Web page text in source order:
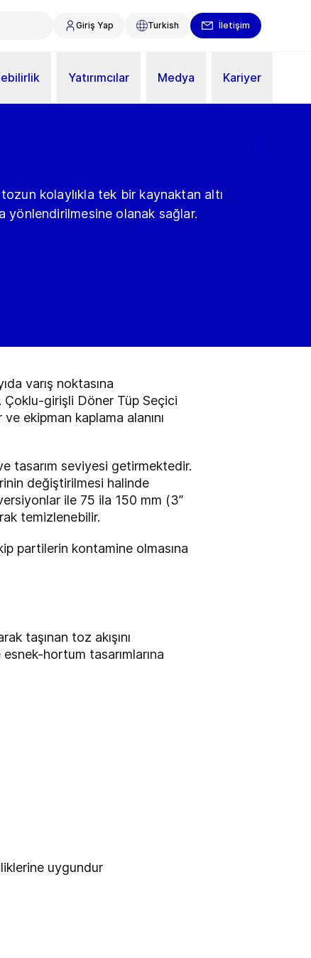
Giriş Yap Turkish İletişim
Yatırımcılar Medya Kariyer
kolaylıkla tek bir kaynaktan altı
yönlendirilmesine olanak sağlar.
varış noktasına
Çoklu-girişli Döner Tüp Seçici
ekipman kaplama alanını
tasarım seviyesi getirmektedir.
değiştirilmesi halinde
ile 75 ila 150 mm (3”
temizlenebilir.
partilerin kontamine olmasına
taşınan toz akışını
hortum tasarımlarına
uygundur